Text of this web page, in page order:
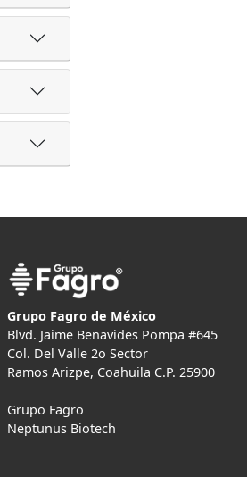
Grupo Fagro de México
Blvd. Jaime Benavides Pompa #645
Col. Del Valle 2o Sector
Ramos Arizpe, Coahuila C.P. 25900
Grupo Fagro
Neptunus Biotech